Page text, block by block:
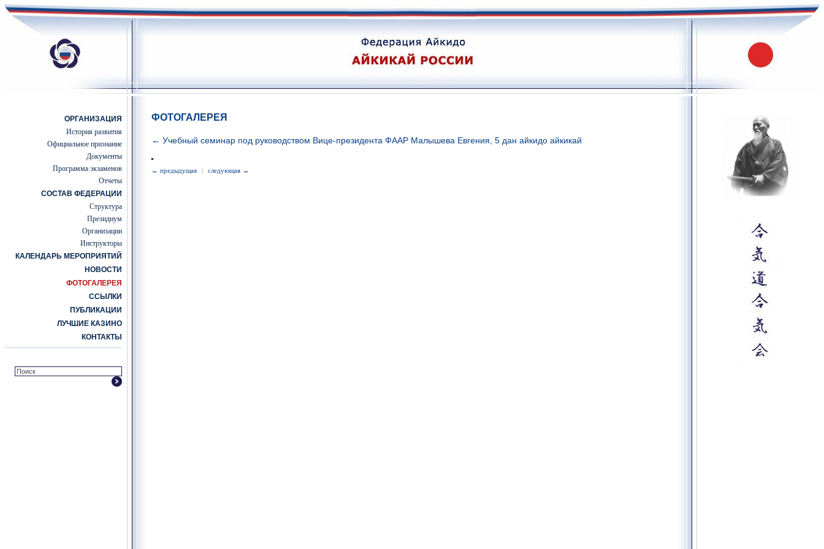
ОРГАНИЗАЦИЯ
История развития
Официальное признание
Документы
Программа экзаменов
Отчеты
СОСТАВ ФЕДЕРАЦИИ
Структура
Президиум
Организации
Инструкторы
КАЛЕНДАРЬ МЕРОПРИЯТИЙ
НОВОСТИ
ФОТОГАЛЕРЕЯ
ССЫЛКИ
ПУБЛИКАЦИИ
ЛУЧШИЕ КАЗИНО
КОНТАКТЫ
ФОТОГАЛЕРЕЯ
← Учебный семинар под руководством Вице-президента ФААР Малышева Евгения, 5 дан айкидо айкикай
← предыдущая | следующая →